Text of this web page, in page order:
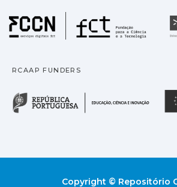
RCAAP FUNDERS
Copyright © Repositório